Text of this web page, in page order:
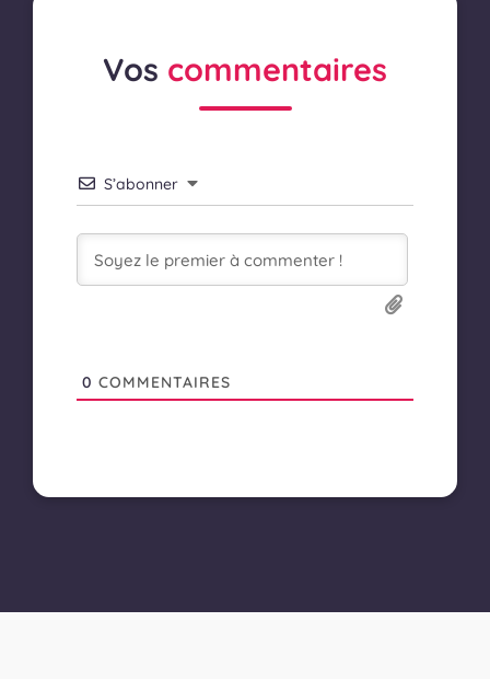
Vos commentaires
S’abonner
0 COMMENTAIRES